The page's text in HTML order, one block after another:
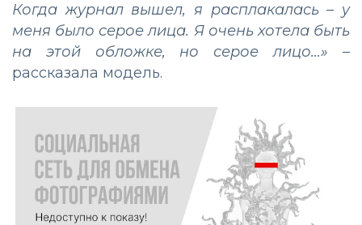
Когда журнал вышел, я расплакалась – у
меня было серое лица. Я очень хотела быть
на этой обложке, но серое лицо…» –
рассказала модель.